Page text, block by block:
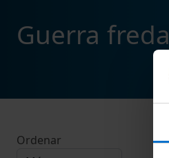
Guerra freda
Ordenar